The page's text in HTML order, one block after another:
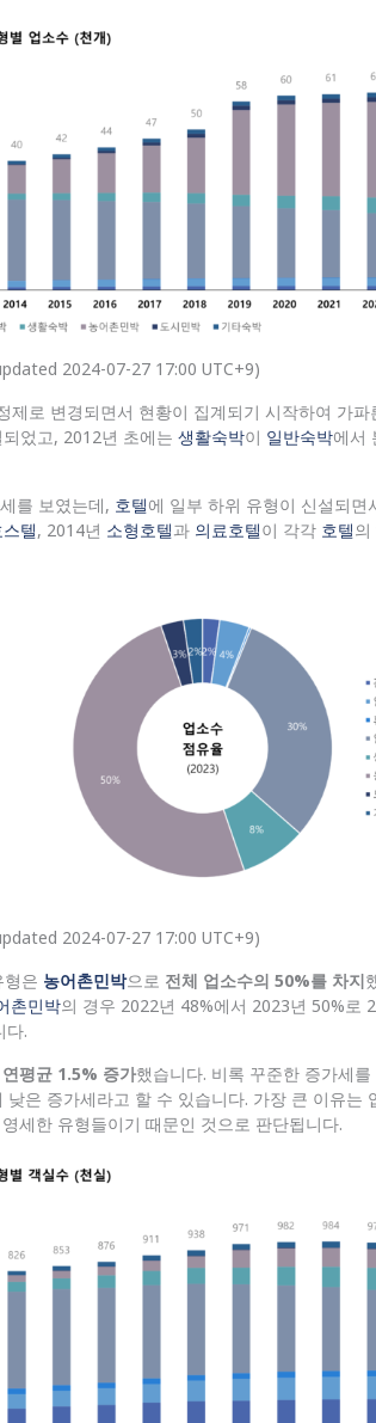
2024-07-27 17:00 UTC+9)
로 변경되면서 현황이 집계되기 시작하여 가파
었고, 2012년 초에는 생활숙박이 일반숙박에서
를 보였는데, 호텔에 일부 하위 유형이 신설되면
텔, 2014년 소형호텔과 의료호텔이 각각 호텔의
2024-07-27 17:00 UTC+9)
은 농어촌민박으로 전체 업소수의 50%를 차지
촌민박의 경우 2022년 48%에서 2023년 50%로
다.
연평균 1.5% 증가했습니다. 비록 꾸준한 증가세
은 증가세라고 할 수 있습니다. 가장 큰 이유는
세한 유형들이기 때문인 것으로 판단됩니다.